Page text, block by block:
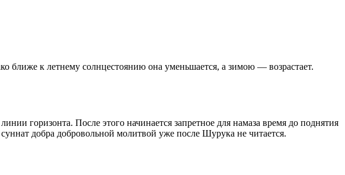
ближе к летнему солнцестоянию она уменьшается, а зимою — возрастает.
горизонта. После этого начинается запретное для намаза время до поднятия
добра добровольной молитвой уже после Шурука не читается.